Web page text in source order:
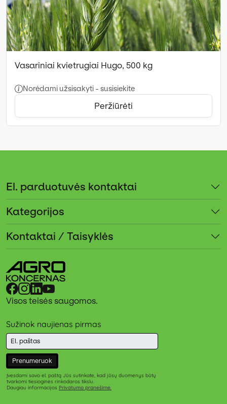
Vasariniai kvietrugiai Hugo, 500 kg
Norėdami užsisakyti - susisiekite
Peržiūrėti
El. parduotuvės kontaktai
Kategorijos
Kontaktai / Taisyklės
Visos teisės saugomos.
Sužinok naujienas pirmas
Prenumeruok
Įvesdami savo el. paštą Jūs sutinkate, kad jūsų duomenys būtų
tvarkomi tiesioginės rinkodaros tikslu.
Daugiau informacijos Privatumo pranešime.